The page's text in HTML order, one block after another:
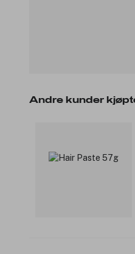
Andre kunder